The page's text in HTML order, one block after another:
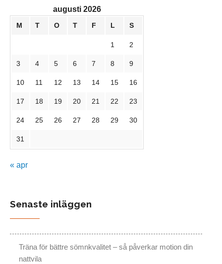
augusti 2026
M T O T F L S
1 2
3 4 5 6 7 8 9
10 11 12 13 14 15 16
17 18 19 20 21 22 23
24 25 26 27 28 29 30
31
« apr
Senaste inläggen
Träna för bättre sömnkvalitet – så påverkar motion din
nattvila